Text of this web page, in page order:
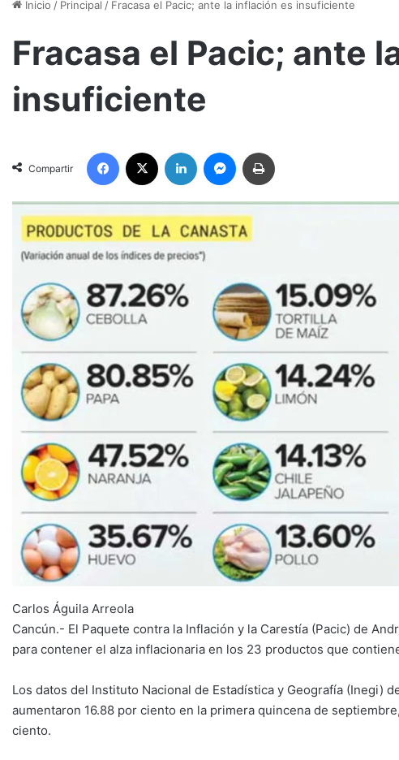
Inicio / Principal / Fracasa el Pacic; ante la inflación es insuficiente
Fracasa el Pacic; ante
insuficiente
Compartir
Facebook LinkedIn Messenger
Carlos Águila Arreola
Cancún.- El Paquete contra la Inflación y la Carestía (Pacic) de
para contener el alza inflacionaria en los 23 productos que
Los datos del Instituto Nacional de Estadística y Geografía (Inegi)
aumentaron 16.88 por ciento en la primera quincena de
ciento.